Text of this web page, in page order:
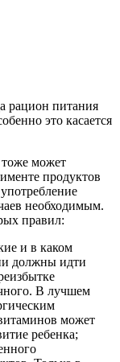
рацион питания
это касается
тоже может
продуктов
необходимым.
правил:
и в каком
должны идти
В лучшем
может
ребенка;